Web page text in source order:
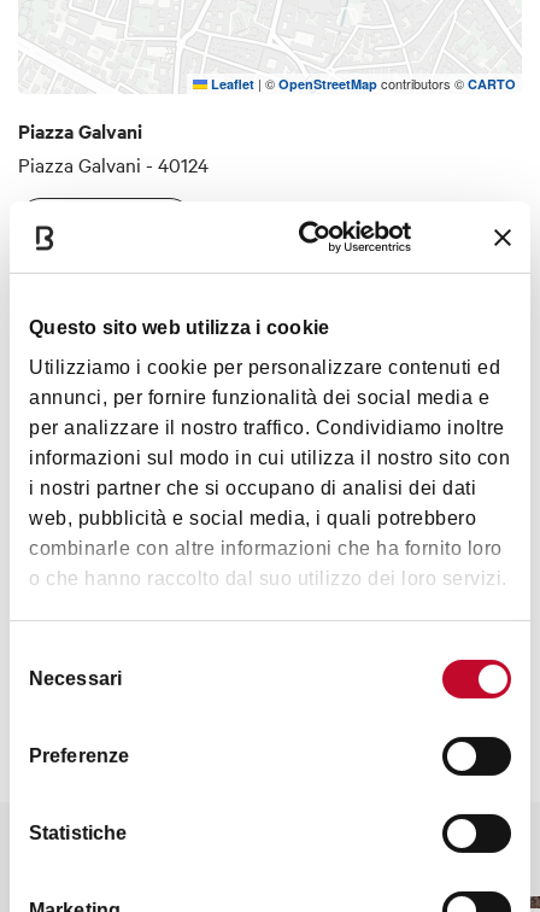
Questo sito web utilizza i cookie
Utilizziamo i cookie per personalizzare contenuti ed
annunci, per fornire funzionalità dei social media e
per analizzare il nostro traffico. Condividiamo inoltre
informazioni sul modo in cui utilizza il nostro sito con
i nostri partner che si occupano di analisi dei dati
web, pubblicità e social media, i quali potrebbero
combinarle con altre informazioni che ha fornito loro
o che hanno raccolto dal suo utilizzo dei loro servizi.
delNecessari
Preferenze
Statistiche
Leaflet | © OpenStreetMap contributors © CARTO
Piazza Galvani
Piazza Galvani - 40124
COME ARRIVARE
Interessi
Arte e Cultura
Contatti